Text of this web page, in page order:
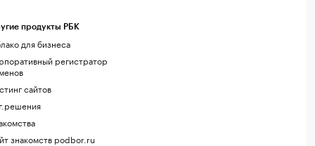
продукты РБК
для бизнеса
регистратор
сайтов
знакомств podbor.ru